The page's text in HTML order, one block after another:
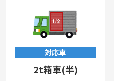
対応車
2t箱車(半)